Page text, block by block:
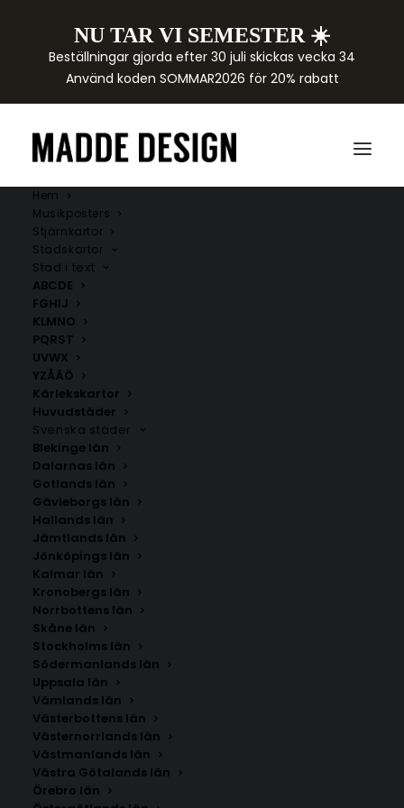
NU TAR VI SEMESTER ☀️
Beställningar gjorda efter 30 juli skickas vecka 34
Använd koden SOMMAR2026 för 20% rabatt
Hem
Musikposters
Stjärnkartor
Stadskartor
Stad i text
ABCDE
FGHIJ
KLMNO
PQRST
UVWX
YZÅÄÖ
Kärlekskartor
Huvudstäder
Svenska städer
Blekinge län
Dalarnas län
Gotlands län
Gävleborgs län
Hallands län
Jämtlands län
Jönköpings län
Kalmar län
Kronobergs län
Norrbottens län
Skåne län
Stockholms län
Södermanlands län
Uppsala län
Vämlands län
Västerbottens län
Västernorrlands län
Västmanlands län
Västra Götalands län
Örebro län